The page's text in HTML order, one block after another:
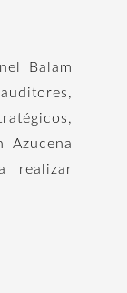
Balam
realizar